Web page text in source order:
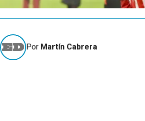
Por Martín Cabrera